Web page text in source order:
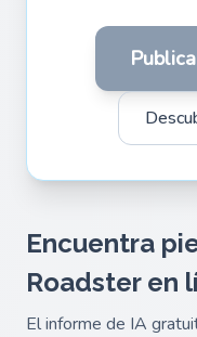
Encuentra
Roadster en
El informe de IA